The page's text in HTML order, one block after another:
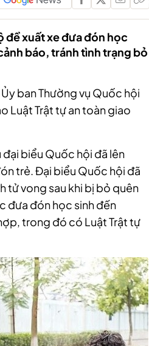
đề xuất xe đưa đón học
báo, tránh tình trạng bỏ
ban Thường vụ Quốc hội
Luật Trật tự an toàn giao
biểu Quốc hội đã lên
trẻ. Đại biểu Quốc hội đã
tử vong sau khi bị bỏ quên
đưa đón học sinh đến
trong đó có Luật Trật tự